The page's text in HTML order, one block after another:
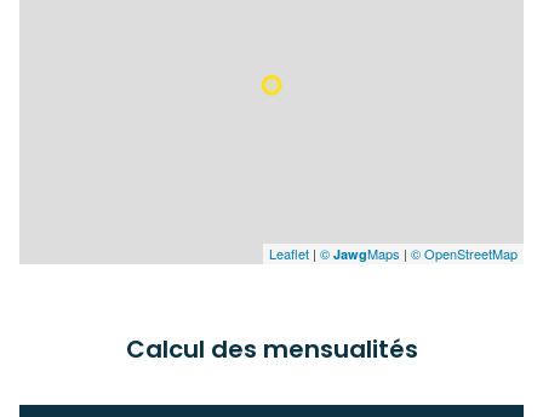
Leaflet | © JawgMaps | © OpenStreetMap
Calcul des mensualités